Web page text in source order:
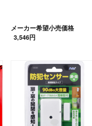
メーカー希望小売価格
3,546円